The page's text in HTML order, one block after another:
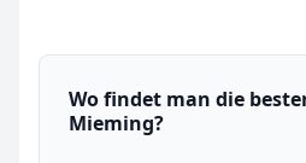
Wo findet man die
Mieming?